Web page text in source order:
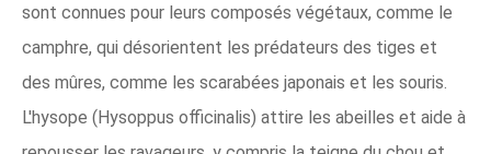
sont connues pour leurs composés végétaux, comme le
camphre, qui désorientent les prédateurs des tiges et
des mûres, comme les scarabées japonais et les souris.
L'hysope (Hysoppus officinalis) attire les abeilles et aide à